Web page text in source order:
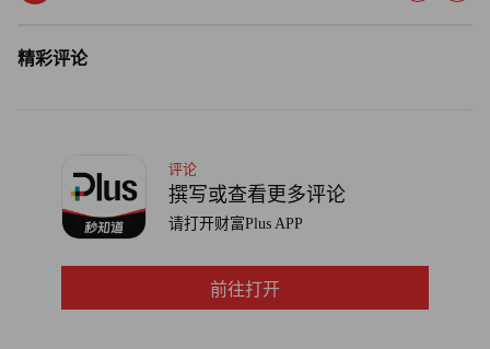
精彩评论
评论
撰写或查看更多评论
请打开财富Plus APP
前往打开